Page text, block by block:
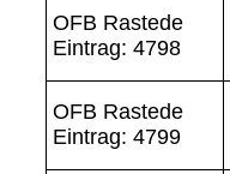
OFB Rastede
Eintrag: 4798
OFB Rastede
Eintrag: 4799